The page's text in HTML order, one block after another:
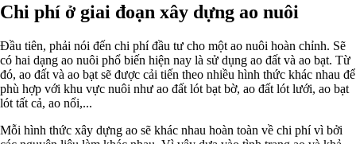
Chi phí ở giai đoạn xây dựng ao nuôi
Đầu tiên, phải nói đến chi phí đầu tư cho một ao nuôi hoàn chỉnh. Sẽ
có hai dạng ao nuôi phổ biến hiện nay là sử dụng ao đất và ao bạt. Từ
đó, ao đất và ao bạt sẽ được cải tiến theo nhiều hình thức khác nhau để
phù hợp với khu vực nuôi như ao đất lót bạt bờ, ao đất lót lưới, ao bạt
lót tất cả, ao nổi,...
Mỗi hình thức xây dựng ao sẽ khác nhau hoàn toàn về chi phí vì bởi